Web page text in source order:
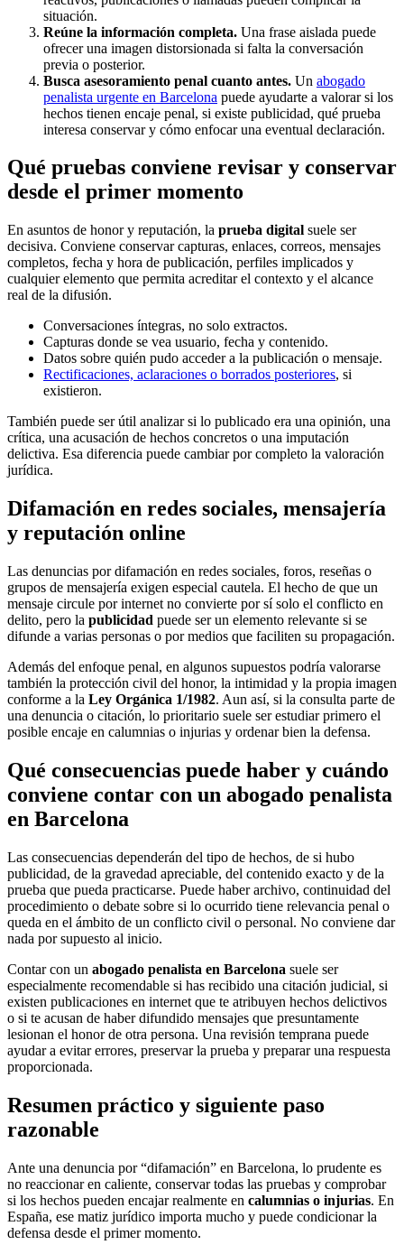
situación.
Reúne la información completa. Una frase aislada puede
ofrecer una imagen distorsionada si falta la conversación
previa o posterior.
Busca asesoramiento penal cuanto antes. Un abogado
penalista urgente en Barcelona puede ayudarte a valorar si los
hechos tienen encaje penal, si existe publicidad, qué prueba
interesa conservar y cómo enfocar una eventual declaración.
Qué pruebas conviene revisar y conservar
desde el primer momento
En asuntos de honor y reputación, la prueba digital suele ser
decisiva. Conviene conservar capturas, enlaces, correos, mensajes
completos, fecha y hora de publicación, perfiles implicados y
cualquier elemento que permita acreditar el contexto y el alcance
real de la difusión.
Conversaciones íntegras, no solo extractos.
Capturas donde se vea usuario, fecha y contenido.
Datos sobre quién pudo acceder a la publicación o mensaje.
Rectificaciones, aclaraciones o borrados posteriores, si
existieron.
También puede ser útil analizar si lo publicado era una opinión, una
crítica, una acusación de hechos concretos o una imputación
delictiva. Esa diferencia puede cambiar por completo la valoración
jurídica.
Difamación en redes sociales, mensajería
y reputación online
Las denuncias por difamación en redes sociales, foros, reseñas o
grupos de mensajería exigen especial cautela. El hecho de que un
mensaje circule por internet no convierte por sí solo el conflicto en
delito, pero la publicidad puede ser un elemento relevante si se
difunde a varias personas o por medios que faciliten su propagación.
Además del enfoque penal, en algunos supuestos podría valorarse
también la protección civil del honor, la intimidad y la propia imagen
conforme a la Ley Orgánica 1/1982. Aun así, si la consulta parte de
una denuncia o citación, lo prioritario suele ser estudiar primero el
posible encaje en calumnias o injurias y ordenar bien la defensa.
Qué consecuencias puede haber y cuándo
conviene contar con un abogado penalista
en Barcelona
Las consecuencias dependerán del tipo de hechos, de si hubo
publicidad, de la gravedad apreciable, del contenido exacto y de la
prueba que pueda practicarse. Puede haber archivo, continuidad del
procedimiento o debate sobre si lo ocurrido tiene relevancia penal o
queda en el ámbito de un conflicto civil o personal. No conviene dar
nada por supuesto al inicio.
Contar con un abogado penalista en Barcelona suele ser
especialmente recomendable si has recibido una citación judicial, si
existen publicaciones en internet que te atribuyen hechos delictivos
o si te acusan de haber difundido mensajes que presuntamente
lesionan el honor de otra persona. Una revisión temprana puede
ayudar a evitar errores, preservar la prueba y preparar una respuesta
proporcionada.
Resumen práctico y siguiente paso
razonable
Ante una denuncia por “difamación” en Barcelona, lo prudente es
no reaccionar en caliente, conservar todas las pruebas y comprobar
si los hechos pueden encajar realmente en calumnias o injurias. En
España, ese matiz jurídico importa mucho y puede condicionar la
defensa desde el primer momento.